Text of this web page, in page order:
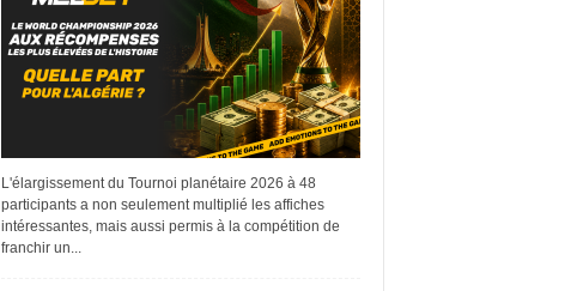
L'élargissement du Tournoi planétaire 2026 à 48
participants a non seulement multiplié les affiches
intéressantes, mais aussi permis à la compétition de
franchir un...